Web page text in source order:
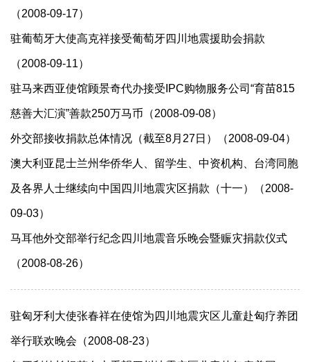
（2008-09-17）
驻葡萄牙大使高克祥接受葡萄牙四川地震援助会捐款
（2008-09-11）
驻马来西亚使馆顾景奇代办接受IPC购物服务公司“育苗815
慈善大汇演”善款250万马币（2008-09-08）
外交部接收捐款总体情况（截至8月27日）（2008-09-04）
澳大利亚昆士兰州华侨华人、留学生、中资机构、台湾同胞
及各界人士继续向中国四川地震灾区捐款（十一）（2008-
09-03）
马耳他外交部举行纪念四川地震音乐晚会暨赈灾捐款仪式
（2008-08-26）
驻匈牙利大使张春祥在使馆为四川地震灾区儿童赴匈疗养团
举行联欢晚会（2008-08-23）